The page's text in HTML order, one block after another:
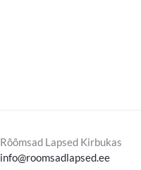
Rõõmsad Lapsed Kirbukas
info@roomsadlapsed.ee